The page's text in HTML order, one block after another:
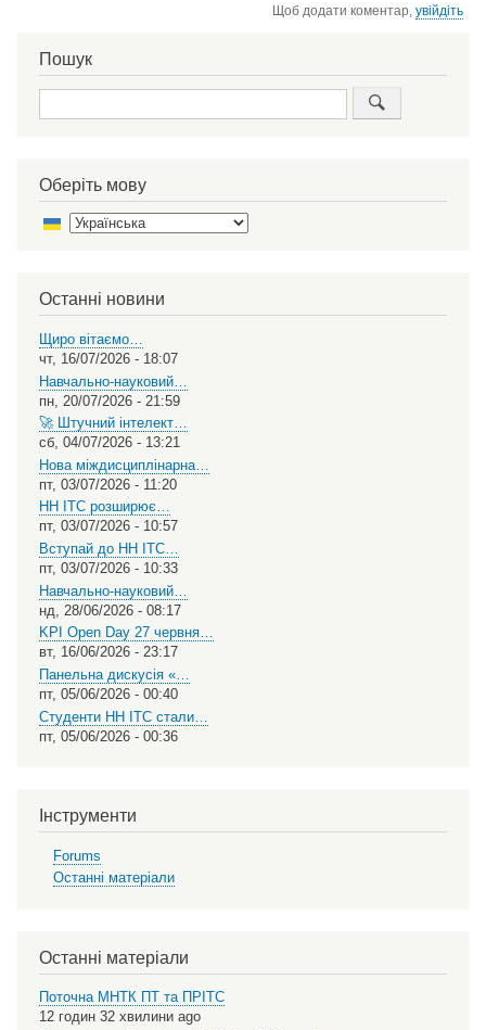
Щоб додати коментар,увійдіть
Пошук
Оберіть мову
Останні новини
Щиро вітаємо…
чт, 16/07/2026 - 18:07
Навчально-науковий…
пн, 20/07/2026 - 21:59
🚀 Штучний інтелект…
сб, 04/07/2026 - 13:21
Нова міждисциплінарна…
пт, 03/07/2026 - 11:20
НН ІТС розширює…
пт, 03/07/2026 - 10:57
Вступай до НН ІТС…
пт, 03/07/2026 - 10:33
Навчально-науковий…
нд, 28/06/2026 - 08:17
KPI Open Day 27 червня…
вт, 16/06/2026 - 23:17
Панельна дискусія «…
пт, 05/06/2026 - 00:40
Студенти НН ІТС стали…
пт, 05/06/2026 - 00:36
Інструменти
Forums
Останні матеріали
Останні матеріали
Поточна МНТК ПТ та ПРІТС
12 годин 32 хвилини ago